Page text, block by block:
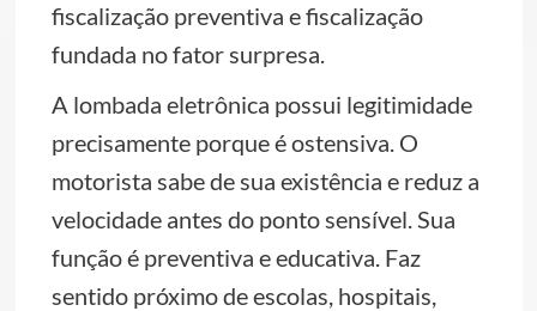
fiscalização preventiva e fiscalização
fundada no fator surpresa.
A lombada eletrônica possui legitimidade
precisamente porque é ostensiva. O
motorista sabe de sua existência e reduz a
velocidade antes do ponto sensível. Sua
função é preventiva e educativa. Faz
sentido próximo de escolas, hospitais,